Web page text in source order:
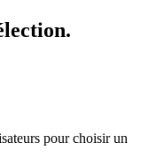
pour choisir un